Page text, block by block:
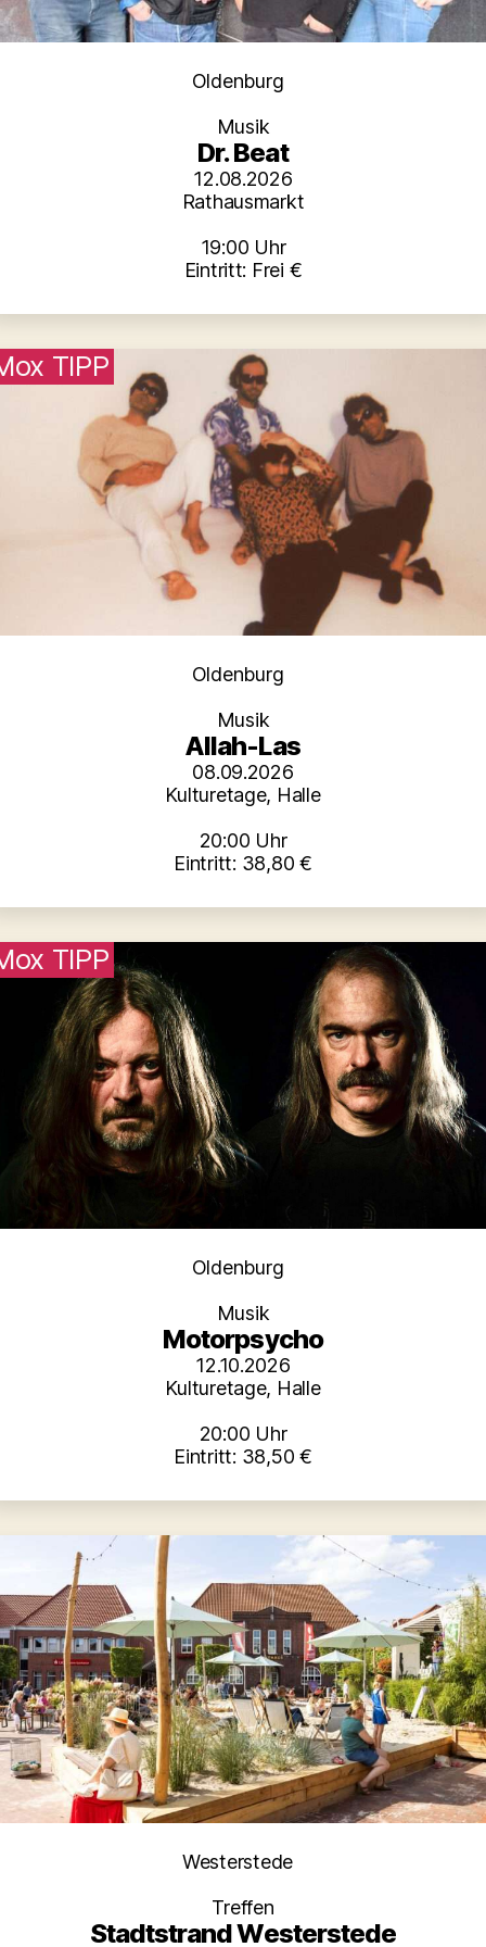
Kategorien
Oldenburg
Musik
Dr. Beat
12.08.2026
Rathausmarkt
19:00 Uhr
Eintritt: Frei €
TIPP
Kategorien
Oldenburg
Musik
Allah-Las
08.09.2026
Kulturetage, Halle
20:00 Uhr
Eintritt: 38,80 €
TIPP
Kategorien
Oldenburg
Musik
Motorpsycho
12.10.2026
Kulturetage, Halle
20:00 Uhr
Eintritt: 38,50 €
Kategorien
Westerstede
Treffen
Stadtstrand Westerstede